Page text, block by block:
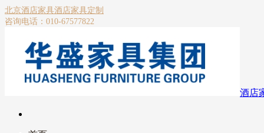
北京酒店家具酒店家具定制
咨询电话：010-67577822
酒店